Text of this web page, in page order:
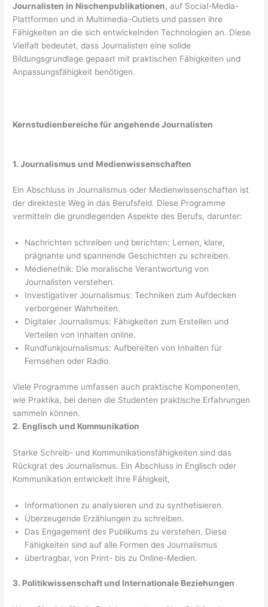
Journalisten in Nischenpublikationen, auf Social-Media-
Plattformen und in Multimedia-Outlets und passen ihre
Fähigkeiten an die sich entwickelnden Technologien an. Diese
Vielfalt bedeutet, dass Journalisten eine solide
Bildungsgrundlage gepaart mit praktischen Fähigkeiten und
Anpassungsfähigkeit benötigen.
Kernstudienbereiche für angehende Journalisten
1. Journalismus und Medienwissenschaften
Ein Abschluss in Journalismus oder Medienwissenschaften ist
der direkteste Weg in das Berufsfeld. Diese Programme
vermitteln die grundlegenden Aspekte des Berufs, darunter:
Nachrichten schreiben und berichten: Lernen, klare,
prägnante und spannende Geschichten zu schreiben.
Medienethik: Die moralische Verantwortung von
Journalisten verstehen.
Investigativer Journalismus: Techniken zum Aufdecken
verborgener Wahrheiten.
Digitaler Journalismus: Fähigkeiten zum Erstellen und
Verteilen von Inhalten online.
Rundfunkjournalismus: Aufbereiten von Inhalten für
Fernsehen oder Radio.
Viele Programme umfassen auch praktische Komponenten,
wie Praktika, bei denen die Studenten praktische Erfahrungen
sammeln können.
2. Englisch und Kommunikation
Starke Schreib- und Kommunikationsfähigkeiten sind das
Rückgrat des Journalismus. Ein Abschluss in Englisch oder
Kommunikation entwickelt Ihre Fähigkeit,
Informationen zu analysieren und zu synthetisieren.
Überzeugende Erzählungen zu schreiben.
Das Engagement des Publikums zu verstehen. Diese
Fähigkeiten sind auf alle Formen des Journalismus
übertragbar, von Print- bis zu Online-Medien.
3. Politikwissenschaft und Internationale Beziehungen